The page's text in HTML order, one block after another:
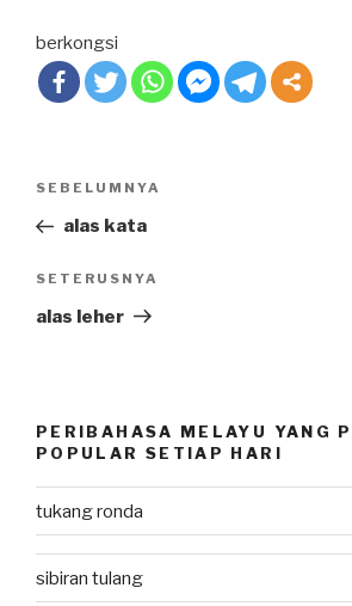
berkongsi
Post
Previous
Post
SEBELUMNYA
alas kata
Next
Post
SETERUSNYA
alas leher
PERIBAHASA MELAYU YANG
POPULAR SETIAP HARI
tukang ronda
sibiran tulang